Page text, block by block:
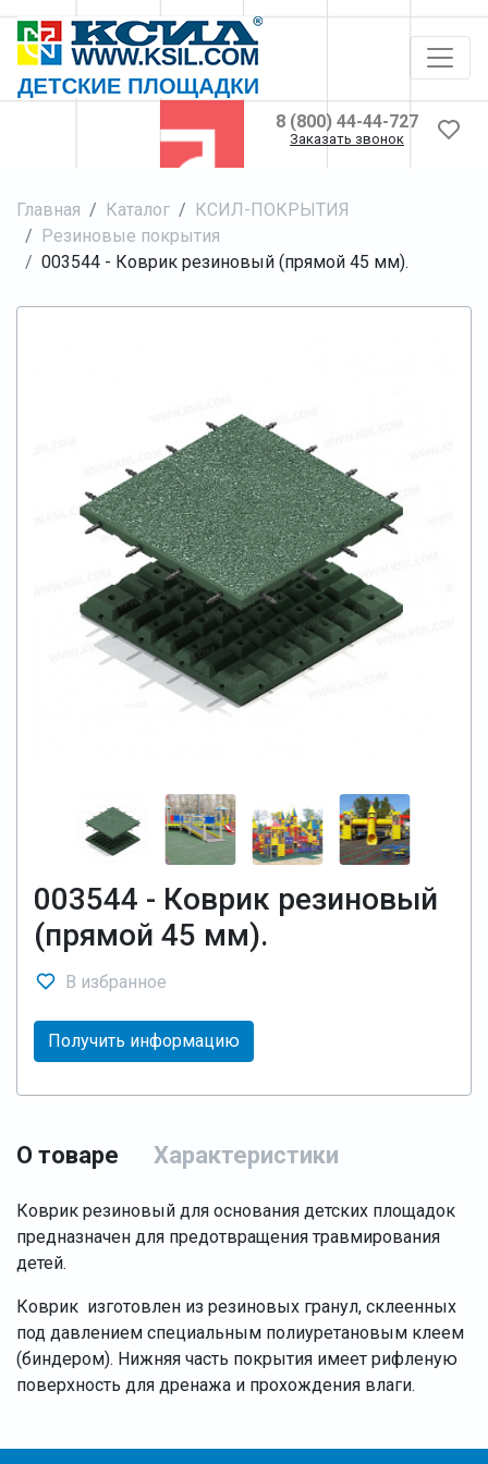
8 (800) 44-44-727
Заказать звонок
Главная Каталог
КСИЛ-ПОКРЫТИЯ
Резиновые покрытия
003544 - Коврик резиновый (прямой 45 мм).
003544 - Коврик резиновый
(прямой 45 мм).
В избранное
Получить информацию
О товаре Характеристики
Коврик резиновый для основания детских площадок
предназначен для предотвращения травмирования
детей.
Коврик изготовлен из резиновых гранул, склеенных
под давлением специальным полиуретановым клеем
(биндером). Нижняя часть покрытия имеет рифленую
поверхность для дренажа и прохождения влаги.